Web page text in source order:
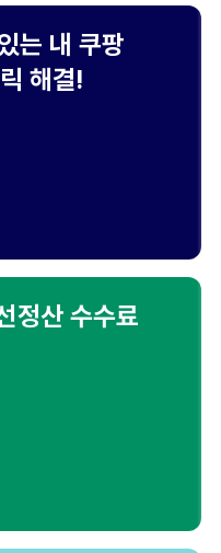
는 내 쿠팡
해결!
정산 수수료